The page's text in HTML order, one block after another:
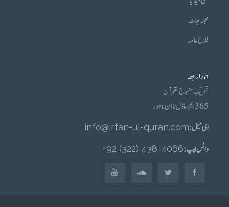
مجلہ جات
فلاح عامہ
ہمارا رابطہ
تحریکِ منہاج القرآن
365 ایم، ماڈل ٹاؤن لاہور
ای میل :info@irfan-ul-quran.com
واٹس ایپ :4066-438 (322) 92+